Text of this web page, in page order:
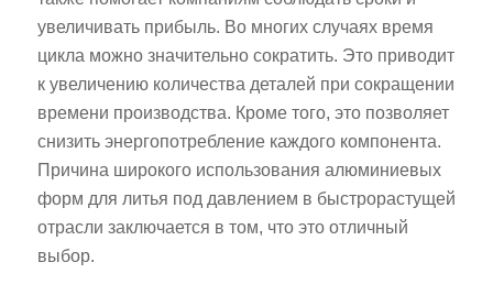
увеличивать прибыль. Во многих случаях время
цикла можно значительно сократить. Это приводит
к увеличению количества деталей при сокращении
времени производства. Кроме того, это позволяет
снизить энергопотребление каждого компонента.
Причина широкого использования алюминиевых
форм для литья под давлением в быстрорастущей
отрасли заключается в том, что это отличный
выбор.